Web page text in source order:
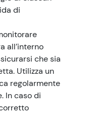
di
all’interno
che sia
Utilizza un
regolarmente
In caso di